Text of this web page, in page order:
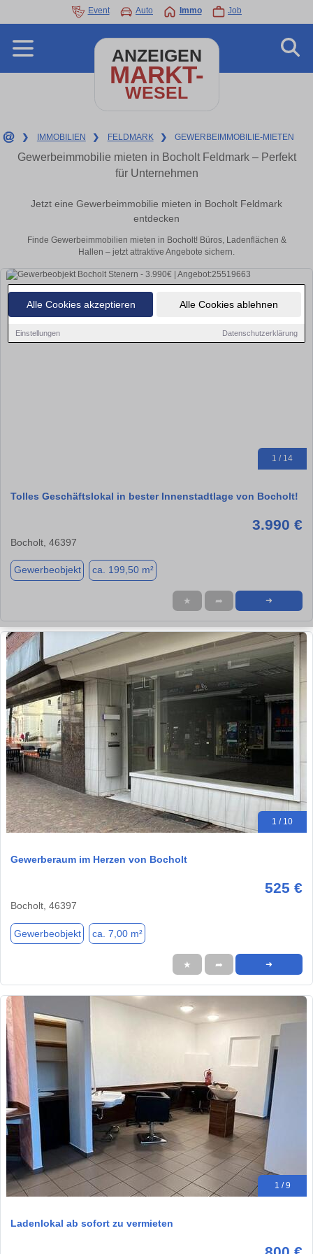
Alle Cookies akzeptieren Alle Cookies ablehnen
Einstellungen Datenschutzerklärung
Event Auto Immo Job
ANZEIGEN
MARKT-
WESEL
❯ IMMOBILIEN ❯ FELDMARK ❯ GEWERBEIMMOBILIE-MIETEN
Gewerbeimmobilie mieten in Bocholt Feldmark – Perfekt
für Unternehmen
Jetzt eine Gewerbeimmobilie mieten in Bocholt Feldmark
entdecken
Finde Gewerbeimmobilien mieten in Bocholt! Büros, Ladenflächen &
Hallen – jetzt attraktive Angebote sichern.
1 / 14
Tolles Geschäftslokal in bester Innenstadtlage von Bocholt!
3.990 €
Bocholt, 46397
Gewerbeobjekt ca. 199,50 m²
★ ➦ ➜
1 / 10
Gewerberaum im Herzen von Bocholt
525 €
Bocholt, 46397
Gewerbeobjekt ca. 7,00 m²
★ ➦ ➜
1 / 9
Ladenlokal ab sofort zu vermieten